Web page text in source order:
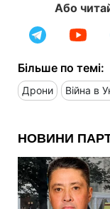
Або
Більше по темі:
Дрони Війна в